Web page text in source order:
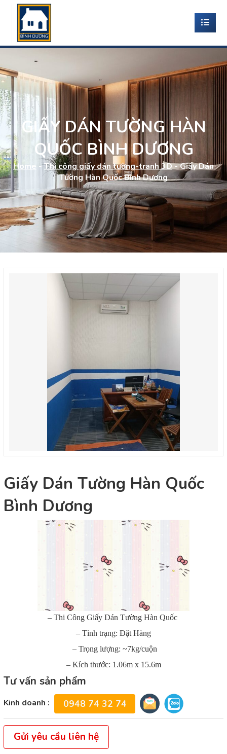
GIẤY DÁN TƯỜNG HÀN
QUỐC BÌNH DƯƠNG
Home -Thi công giấy dán tường-tranh 3D-Giấy Dán
Tường Hàn Quốc Bình Dương
Giấy Dán Tường Hàn Quốc
Bình Dương
– Thi Công Giấy Dán Tường Hàn Quốc
– Tình trạng: Đặt Hàng
– Trọng lượng: ~7kg/cuộn
– Kích thước: 1.06m x 15.6m
Tư vấn sản phẩm
Kinh doanh : 0948 74 32 74
Gửi yêu cầu liên hệ